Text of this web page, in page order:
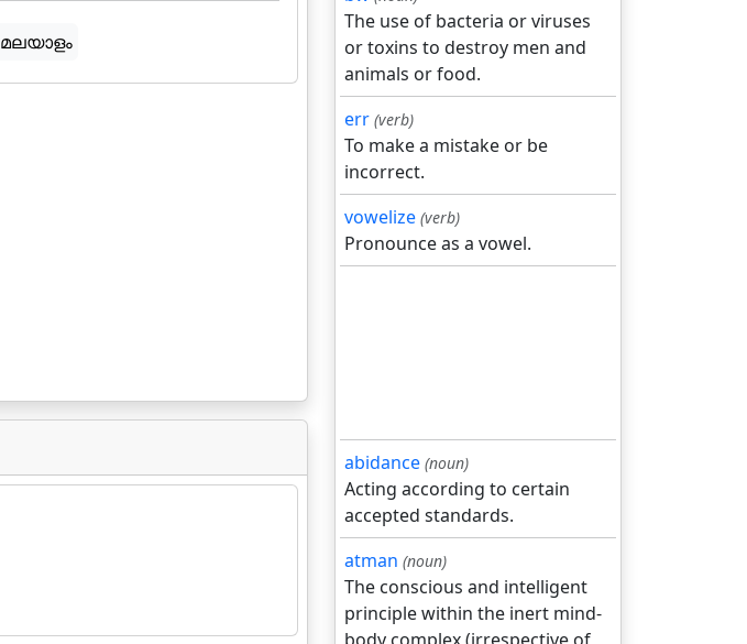
മലയാളം
The use of bacteria or viruses
or toxins to destroy men and
animals or food.
err (verb)
To make a mistake or be
incorrect.
vowelize (verb)
Pronounce as a vowel.
abidance (noun)
Acting according to certain
accepted standards.
atman (noun)
The conscious and intelligent
principle within the inert mind-